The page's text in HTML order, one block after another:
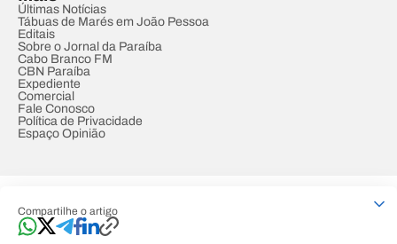
Compartilhe o artigo
Últimas Notícias
Tábuas de Marés em João Pessoa
Editais
Sobre o Jornal da Paraíba
Cabo Branco FM
CBN Paraíba
Expediente
Comercial
Fale Conosco
Política de Privacidade
Espaço Opinião
Developed by Designed by